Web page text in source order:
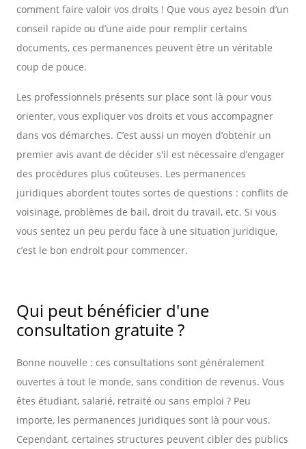
comment faire valoir vos droits ! Que vous ayez besoin d’un
conseil rapide ou d’une aide pour remplir certains
documents, ces permanences peuvent être un véritable
coup de pouce.
Les professionnels présents sur place sont là pour vous
orienter, vous expliquer vos droits et vous accompagner
dans vos démarches. C’est aussi un moyen d’obtenir un
premier avis avant de décider s'il est nécessaire d’engager
des procédures plus coûteuses. Les permanences
juridiques abordent toutes sortes de questions : conflits de
voisinage, problèmes de bail, droit du travail, etc. Si vous
vous sentez un peu perdu face à une situation juridique,
c’est le bon endroit pour commencer.
Qui peut bénéficier d'une
consultation gratuite ?
Bonne nouvelle : ces consultations sont généralement
ouvertes à tout le monde, sans condition de revenus. Vous
êtes étudiant, salarié, retraité ou sans emploi ? Peu
importe, les permanences juridiques sont là pour vous.
Cependant, certaines structures peuvent cibler des publics